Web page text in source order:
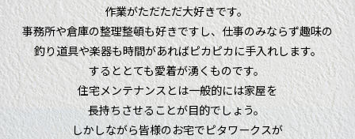
作業がただただ大好きです。
事務所や倉庫の整理整頓も好きですし、仕事のみならず趣味の
釣り道具や楽器も時間があればピカピカに手入れします。
するととても愛着が湧くものです。
住宅メンテナンスとは一般的には家屋を
長持ちさせることが目的でしょう。
しかしながら皆様のお宅でピタワークスが